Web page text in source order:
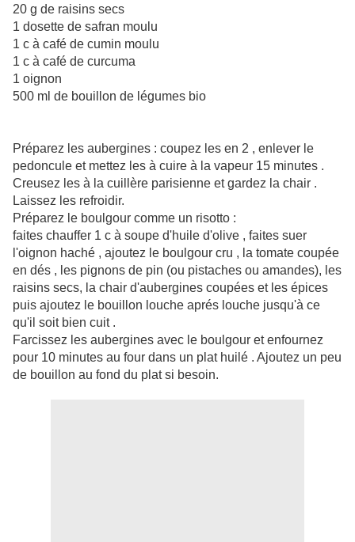
20 g de raisins secs
1 dosette de safran moulu
1 c à café de cumin moulu
1 c à café de curcuma
1 oignon
500 ml de bouillon de légumes bio
Préparez les aubergines : coupez les en 2 , enlever le
pedoncule et mettez les à cuire à la vapeur 15 minutes .
Creusez les à la cuillère parisienne et gardez la chair .
Laissez les refroidir.
Préparez le boulgour comme un risotto :
faites chauffer 1 c à soupe d'huile d'olive , faites suer
l'oignon haché , ajoutez le boulgour cru , la tomate coupée
en dés , les pignons de pin (ou pistaches ou amandes), les
raisins secs, la chair d'aubergines coupées et les épices
puis ajoutez le bouillon louche aprés louche jusqu'à ce
qu'il soit bien cuit .
Farcissez les aubergines avec le boulgour et enfournez
pour 10 minutes au four dans un plat huilé . Ajoutez un peu
de bouillon au fond du plat si besoin.